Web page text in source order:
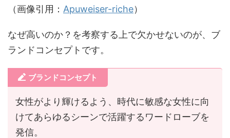
（画像引用： Apuweiser-riche）
なぜ高いのか？を考察する上で欠かせないのが、ブ
ランドコンセプトです。
ブランドコンセプト
女性がより輝けるよう、時代に敏感な女性に向
けてあらゆるシーンで活躍するワードローブを
発信。